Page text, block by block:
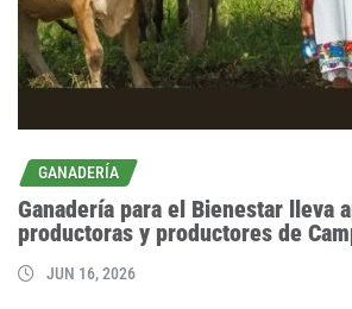
GANADERÍA
Ganadería para el Bienestar lleva
productoras y productores de
JUN 16, 2026